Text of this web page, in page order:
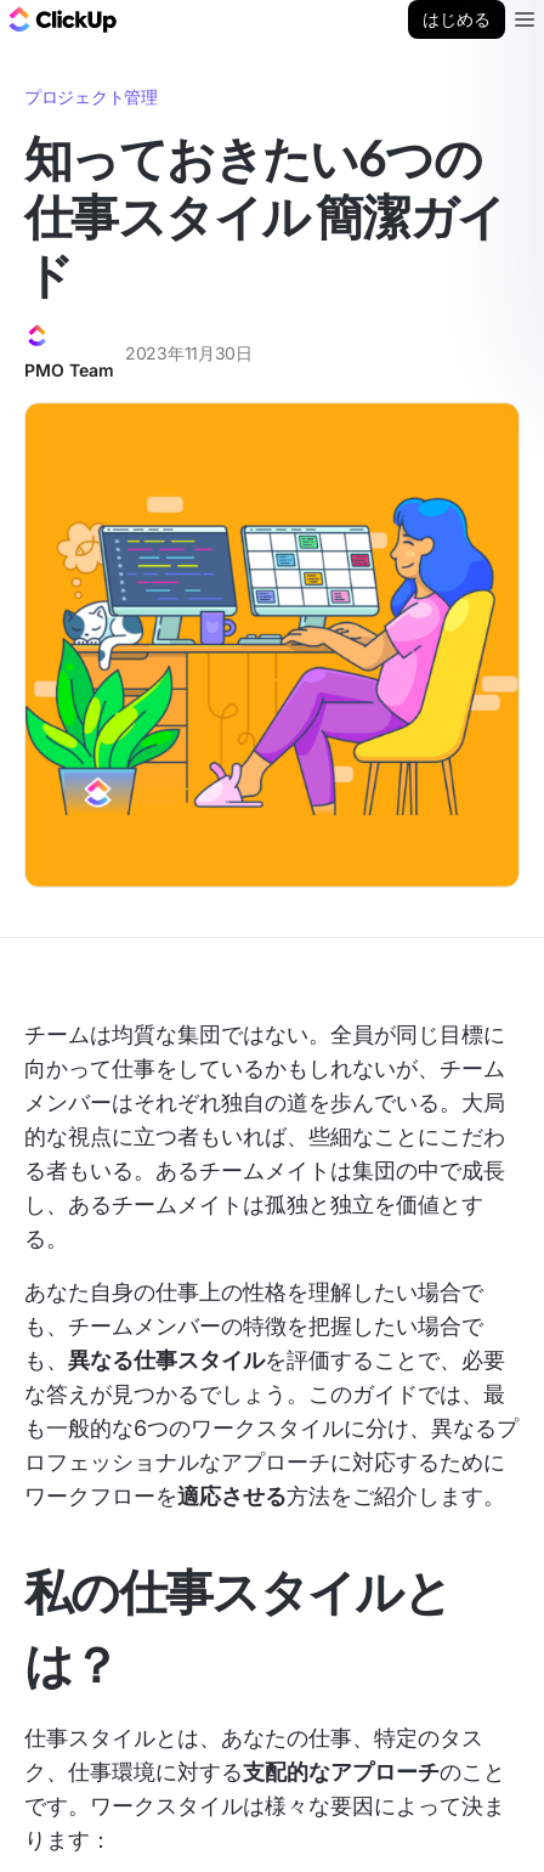
はじめる
プロジェクト管理
知っておきたい6つの
仕事スタイル 簡潔ガイ
ド
PMO Team
2023年11月30日
チームは均質な集団ではない。全員が同じ目標に
向かって仕事をしているかもしれないが、チーム
メンバーはそれぞれ独自の道を歩んでいる。大局
的な視点に立つ者もいれば、些細なことにこだわ
る者もいる。あるチームメイトは集団の中で成長
し、あるチームメイトは孤独と独立を価値とす
る。
あなた自身の仕事上の性格を理解したい場合で
も、チームメンバーの特徴を把握したい場合で
も、 異なる仕事スタイルを評価することで、必要
な答えが見つかるでしょう。このガイドでは、最
も一般的な6つのワークスタイルに分け、異なるプ
ロフェッショナルなアプローチに対応するために
ワークフローを適応させる方法をご紹介します。
私の仕事スタイルと
は？
仕事スタイルとは、あなたの仕事、特定のタス
ク、仕事環境に対する支配的なアプローチのこと
です。ワークスタイルは様々な要因によって決ま
ります：